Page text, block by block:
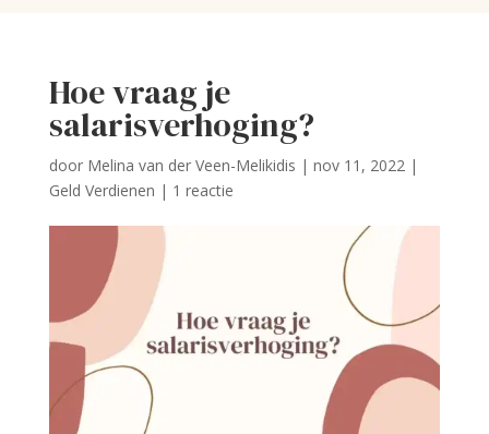
Hoe vraag je
salarisverhoging?
door Melina van der Veen-Melikidis | nov 11, 2022|
Geld Verdienen | 1 reactie